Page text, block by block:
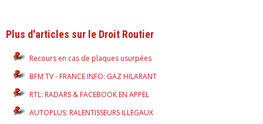
Plus d'articles sur le Droit Routier
Recours en cas de plaques usurpées
BFM TV - FRANCE INFO: GAZ HILARANT
RTL: RADARS & FACEBOOK EN APPEL
AUTOPLUS: RALENTISSEURS ILLEGAUX